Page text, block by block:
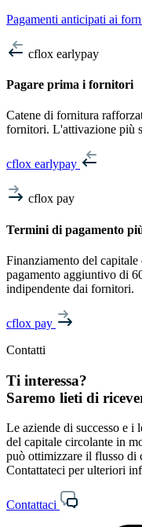
Pagamenti anticipati ai
cflox earlypay
Pagare prima i fornitori
Catene di fornitura
fornitori. L'attivazione più
cflox earlypay
cflox pay
Termini di pagamento
Finanziamento del
pagamento aggiuntivo di
indipendente dai fornitori.
cflox pay
Contatti
Ti interessa?
Saremo lieti di
Le aziende di successo e
del capitale circolante in
può ottimizzare il flusso di
Contattateci per ulteriori
Contattaci